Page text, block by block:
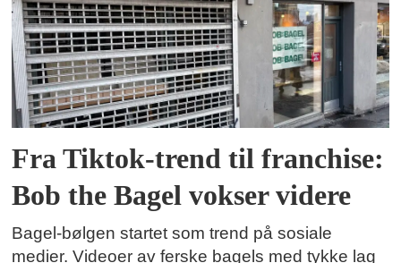
Fra Tiktok-trend til franchise:
Bob the Bagel vokser videre
Bagel-bølgen startet som trend på sosiale
medier. Videoer av ferske bagels med tykke lag